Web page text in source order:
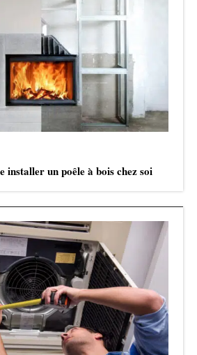
installer un poêle à bois chez soi